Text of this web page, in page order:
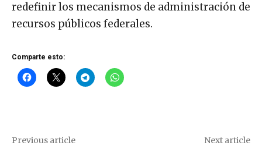
redefinir los mecanismos de administración de
recursos públicos federales.
Comparte esto:
Previous article Next article